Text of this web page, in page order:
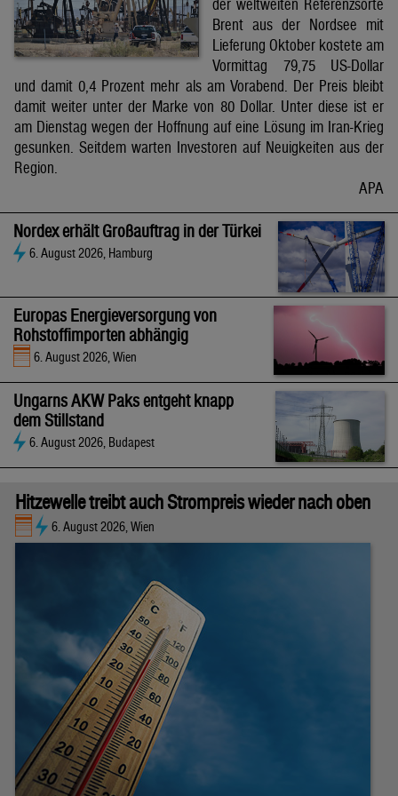
der weltweiten Referenzsorte
Brent aus der Nordsee mit
Lieferung Oktober kostete am
Vormittag 79,75 US-Dollar
und damit 0,4 Prozent mehr als am Vorabend. Der Preis bleibt
damit weiter unter der Marke von 80 Dollar. Unter diese ist er
am Dienstag wegen der Hoffnung auf eine Lösung im Iran-Krieg
gesunken. Seitdem warten Investoren auf Neuigkeiten aus der
Region.
APA
Nordex erhält Großauftrag in der Türkei
6. August 2026, Hamburg
Europas Energieversorgung von
Rohstoffimporten abhängig
6. August 2026, Wien
Ungarns AKW Paks entgeht knapp
dem Stillstand
6. August 2026, Budapest
Hitzewelle treibt auch Strompreis wieder nach oben
6. August 2026, Wien